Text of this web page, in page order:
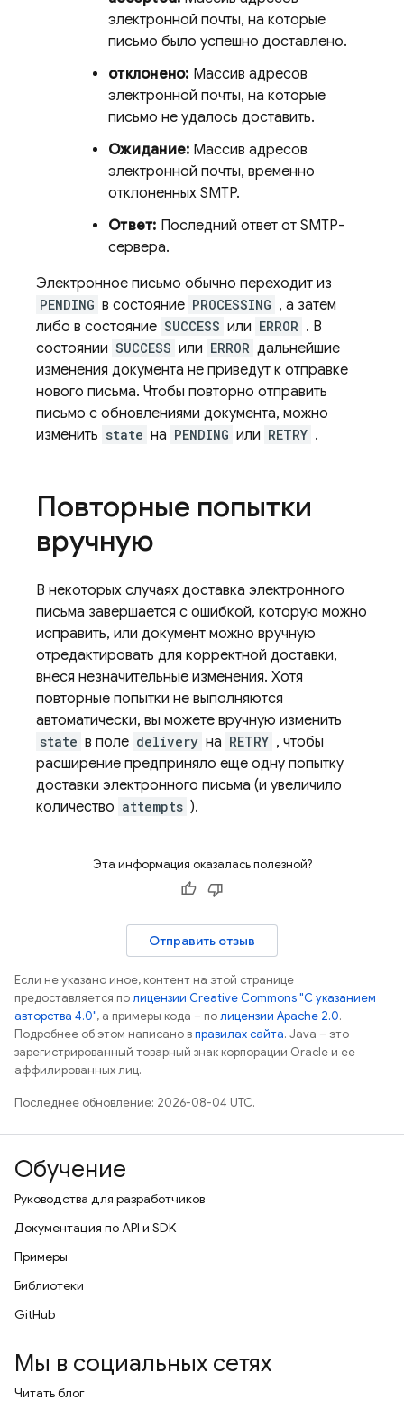
электронной почты, на которые
письмо было успешно доставлено.
отклонено: Массив адресов
электронной почты, на которые
письмо не удалось доставить.
Ожидание: Массив адресов
электронной почты, временно
отклоненных SMTP.
Ответ: Последний ответ от SMTP-
сервера.
Электронное письмо обычно переходит из
PENDING в состояние PROCESSING , а затем
либо в состояние SUCCESS или ERROR . В
состоянии SUCCESS или ERROR дальнейшие
изменения документа не приведут к отправке
нового письма. Чтобы повторно отправить
письмо с обновлениями документа, можно
изменить state на PENDING или RETRY .
Повторные попытки
вручную
В некоторых случаях доставка электронного
письма завершается с ошибкой, которую можно
исправить, или документ можно вручную
отредактировать для корректной доставки,
внеся незначительные изменения. Хотя
повторные попытки не выполняются
автоматически, вы можете вручную изменить
state в поле delivery на RETRY , чтобы
расширение предприняло еще одну попытку
доставки электронного письма (и увеличило
количество attempts ).
Эта информация оказалась полезной?
Отправить отзыв
Если не указано иное, контент на этой странице
предоставляется полицензии Creative Commons "С указанием
авторства 4.0", а примеры кода – полицензии Apache 2.0.
Подробнее об этом написано вправилах сайта. Java – это
зарегистрированный товарный знак корпорации Oracle и ее
аффилированных лиц.
Последнее обновление: 2026-08-04 UTC.
Обучение
Руководства для разработчиков
Документация по API и SDK
Примеры
Библиотеки
GitHub
Мы в социальных сетях
Читать блог